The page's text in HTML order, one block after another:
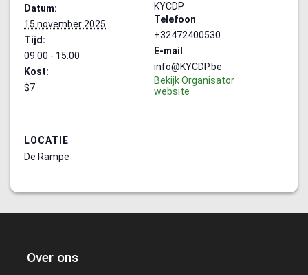
Datum:
15 november 2025
Tijd:
09:00 - 15:00
Kost:
$7
KYCDP
Telefoon
+32472400530
E-mail
info@KYCDP.be
Bekijk Organisator
website
LOCATIE
De Rampe
Over ons